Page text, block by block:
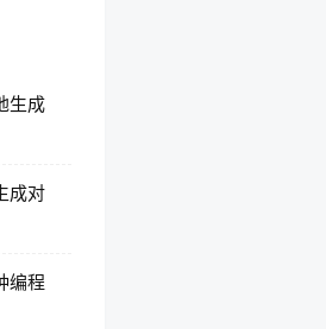
生成
成对
编程